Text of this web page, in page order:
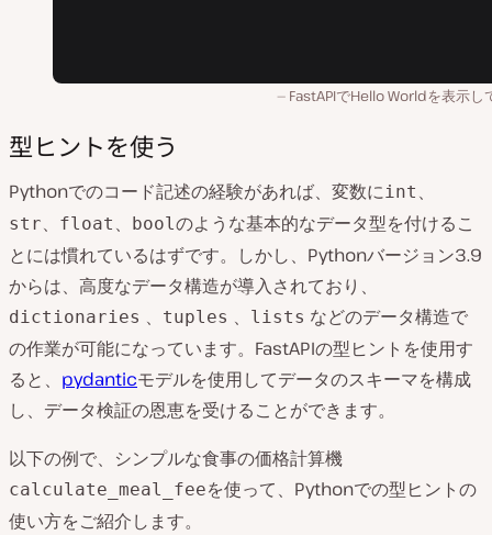
FastAPIでHello Worldを表示し
型ヒントを使う
Pythonでのコード記述の経験があれば、変数にint 、
str、 float 、 boolのような基本的なデータ型を付けるこ
とには慣れているはずです。しかし、Pythonバージョン3.9
からは、高度なデータ構造が導入されており、
dictionaries 、 tuples 、 lists などのデータ構造で
の作業が可能になっています。FastAPIの型ヒントを使用す
ると、 pydanticモデルを使用してデータのスキーマを構成
し、データ検証の恩恵を受けることができます。
以下の例で、シンプルな食事の価格計算機
calculate_meal_feeを使って、Pythonでの型ヒントの
使い方をご紹介します。